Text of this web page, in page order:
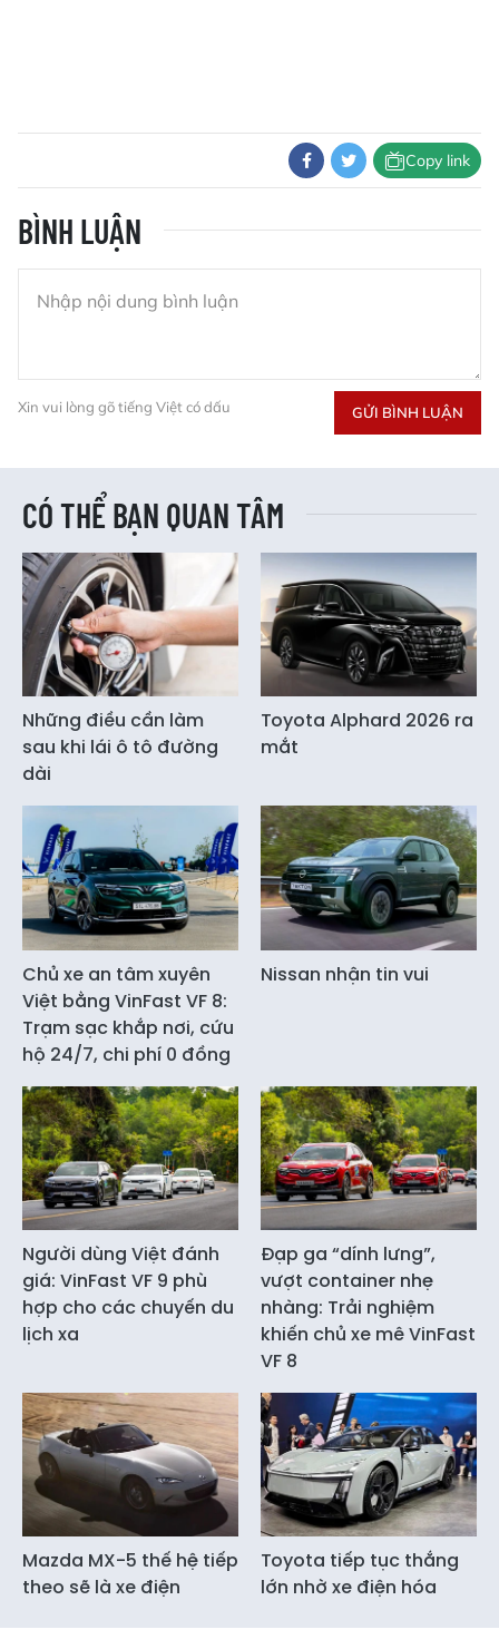
Copy link
BÌNH LUẬN
Xin vui lòng gõ tiếng Việt có dấu GỬI BÌNH LUẬN
CÓ THỂ BẠN QUAN TÂM
Những điều cần làm
sau khi lái ô tô đường
dài
Toyota Alphard 2026 ra
mắt
Chủ xe an tâm xuyên
Việt bằng VinFast VF 8:
Trạm sạc khắp nơi, cứu
hộ 24/7, chi phí 0 đồng
Nissan nhận tin vui
Người dùng Việt đánh
giá: VinFast VF 9 phù
hợp cho các chuyến du
lịch xa
Đạp ga “dính lưng”,
vượt container nhẹ
nhàng: Trải nghiệm
khiến chủ xe mê VinFast
VF 8
Mazda MX-5 thế hệ tiếp
theo sẽ là xe điện
Toyota tiếp tục thắng
lớn nhờ xe điện hóa